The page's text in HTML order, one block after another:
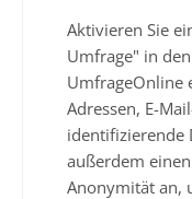
Aktivieren Sie
Umfrage" in
UmfrageOnline
Adressen, E-
identifizierende
außerdem
Anonymität an,